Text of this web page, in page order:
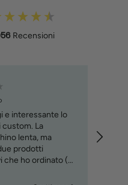
Recensioni
interessante lo
La
lenta, ma
prodotti
ho ordinato (